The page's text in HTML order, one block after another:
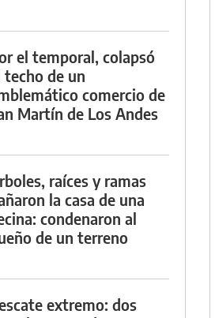
el temporal, colapsó
techo de un
comercio de
Martín de Los Andes
raíces y ramas
la casa de una
condenaron al
de un terreno
extremo: dos